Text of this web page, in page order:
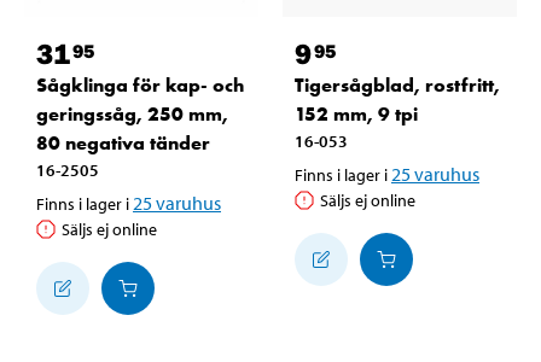
3195
Sågklinga för kap- och
geringssåg, 250 mm,
80 negativa tänder
16-2505
Finns i lager i 25varuhus
Säljs ej online
995
Tigersågblad, rostfritt,
152 mm, 9 tpi
16-053
Finns i lager i 25varuhus
Säljs ej online